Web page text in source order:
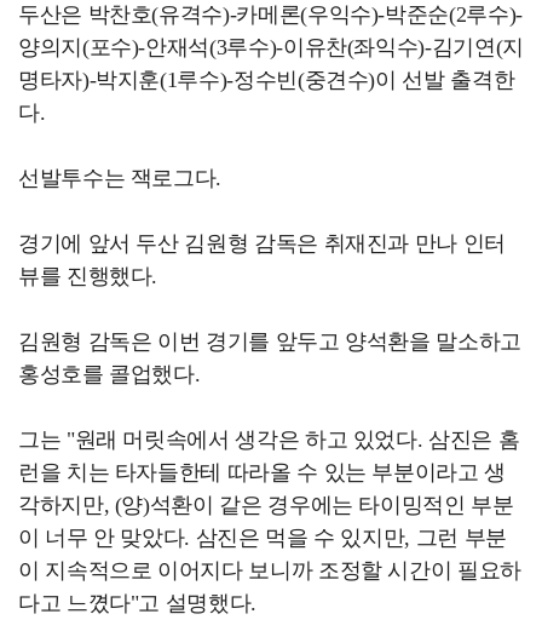
두산은 박찬호(유격수)-카메론(우익수)-박준순(2루수)-
양의지(포수)-안재석(3루수)-이유찬(좌익수)-김기연(지
명타자)-박지훈(1루수)-정수빈(중견수)이 선발 출격한
다.
선발투수는 잭로그다.
경기에 앞서 두산 김원형 감독은 취재진과 만나 인터
뷰를 진행했다.
김원형 감독은 이번 경기를 앞두고 양석환을 말소하고
홍성호를 콜업했다.
그는 "원래 머릿속에서 생각은 하고 있었다. 삼진은 홈
런을 치는 타자들한테 따라올 수 있는 부분이라고 생
각하지만, (양)석환이 같은 경우에는 타이밍적인 부분
이 너무 안 맞았다. 삼진은 먹을 수 있지만, 그런 부분
이 지속적으로 이어지다 보니까 조정할 시간이 필요하
다고 느꼈다"고 설명했다.